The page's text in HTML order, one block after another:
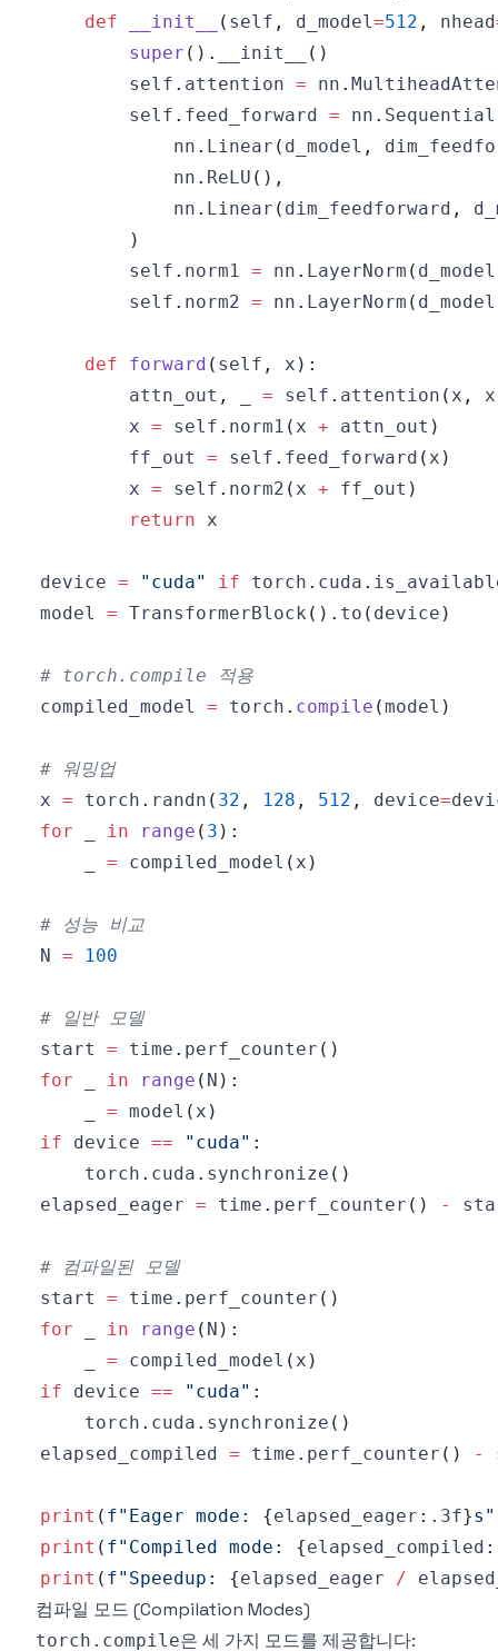
def
__init__ ( self , d_model=512 , nhead
super ( ) . __init__ ( )
        self
. attention = nn .
        self
. feed_forward = nn . Sequential
            nn
. Linear ( d_model ,
            nn
. ReLU ( ) ,
            nn
. Linear ( dim_feedforward ,
)
        self
. norm1 = nn . LayerNorm ( d_model
        self
. norm2 = nn . LayerNorm ( d_model
def forward ( self , x ) :
        attn_out
, = self . attention ( x , x
        x
= self . norm1 ( x + attn_out )
        ff_out
= self . feed_forward ( x )
        x
= self . norm2 ( x + ff_out )
return
device = "cuda" if torch . cuda .
model = TransformerBlock ( ) . to ( device )
# torch.compile 적용
compiled_model = torch . compile (model )
# 워밍업
x = torch . randn ( 32 , 128 , 512 , device=
for
in range ( 3 ) :
= compiled_model ( x )
# 성능 비교
N = 100
# 일반 모델
start = time . perf_counter ( )
for
in range ( N ) :
= model ( x )
if device == "cuda" :
    torch
. cuda . synchronize ( )
elapsed_eager = time . perf_counter ( ) -
# 컴파일된 모델
start = time . perf_counter ( )
for
in range ( N ) :
= compiled_model ( x )
if device == "cuda" :
    torch
. cuda . synchronize ( )
elapsed_compiled = time . perf_counter ( ) -
print ( f"Eager mode: {elapsed_eager : .3f}s"
print ( f"Compiled mode: {elapsed_compiled :
print ( f"Speedup: {elapsed_eager /
컴파일 모드 (Compilation Modes)
torch.compile은 세 가지 모드를 제공합니다: